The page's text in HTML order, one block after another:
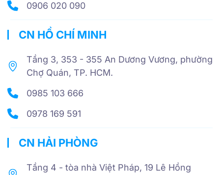
0906 020 090
CN HỒ CHÍ MINH
Tầng 3, 353 - 355 An Dương Vương, phường
Chợ Quán, TP. HCM.
0985 103 666
0978 169 591
CN HẢI PHÒNG
Tầng 4 - tòa nhà Việt Pháp, 19 Lê Hồng